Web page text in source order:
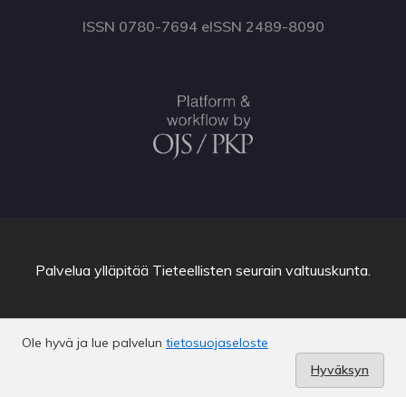
ISSN 0780-7694 eISSN 2489-8090
Ole hyvä ja lue palvelun tietosuojaseloste
Hyväksyn
Palvelua ylläpitää Tieteellisten seurain valtuuskunta.